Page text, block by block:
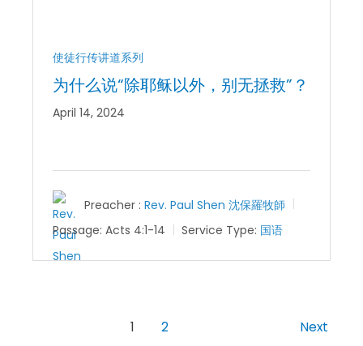
使徒行传讲道系列
为什么说“除耶稣以外，别无拯救”？
April 14, 2024
Preacher : Rev. Paul Shen 沈保羅牧師
Passage: Acts 4:1-14 Service Type: 国语
1 2 Next